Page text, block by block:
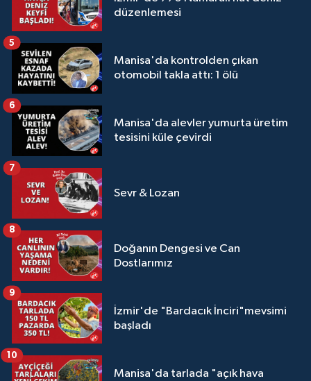
düzenlemesi
Manisa'da kontrolden çıkan
otomobil takla attı: 1 ölü
5
Manisa'da alevler yumurta üretim
tesisini küle çevirdi
6
Sevr & Lozan
7
Doğanın Dengesi ve Can
Dostlarımız
8
İzmir'de "Bardacık İnciri"mevsimi
başladı
9
Manisa'da tarlada "açık hava
10